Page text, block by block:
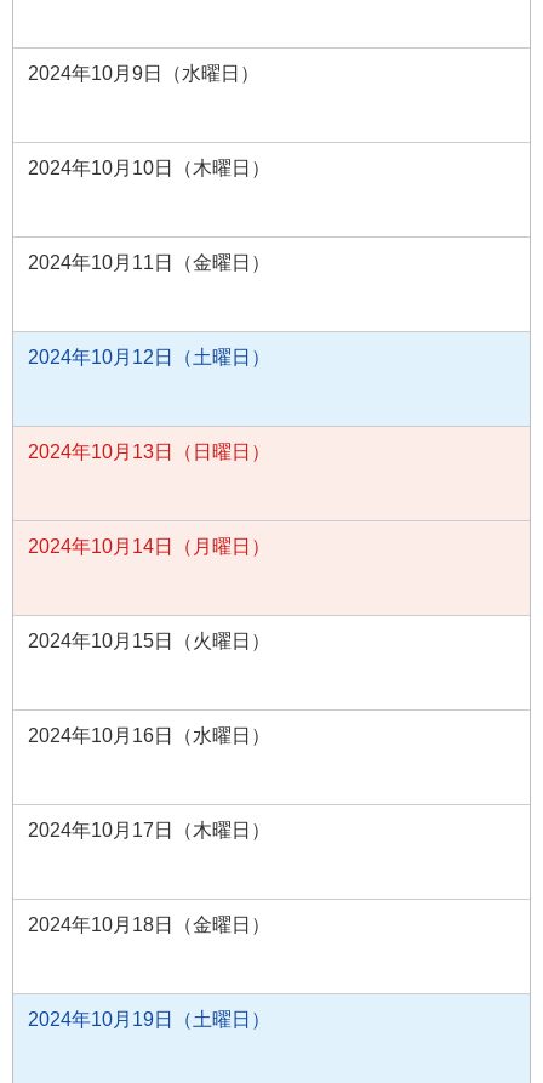
2024年10月9日（水曜日）
2024年10月10日（木曜日）
2024年10月11日（金曜日）
2024年10月12日（土曜日）
2024年10月13日（日曜日）
2024年10月14日（月曜日）
2024年10月15日（火曜日）
2024年10月16日（水曜日）
2024年10月17日（木曜日）
2024年10月18日（金曜日）
2024年10月19日（土曜日）